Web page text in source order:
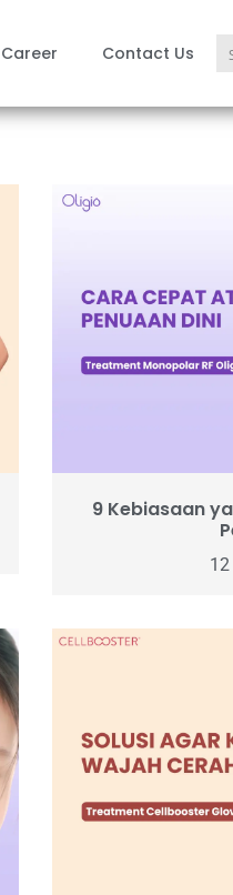
Career Contact Us
9 Kebiasaan